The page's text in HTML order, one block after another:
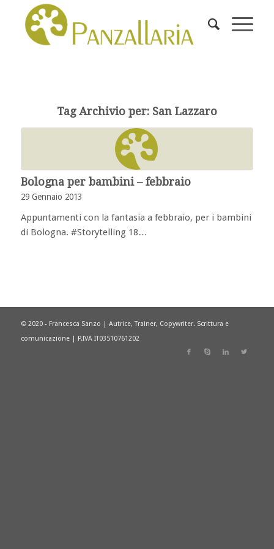
Tag Archivio per: San Lazzaro
Bologna per bambini – febbraio
29 Gennaio 2013
Appuntamenti con la fantasia a febbraio, per i bambini
di Bologna. #Storytelling 18…
© 2020 - Francesca Sanzo | Autrice, Trainer, Copywriter. Scrittura e
comunicazione | P.IVA IT03510761202